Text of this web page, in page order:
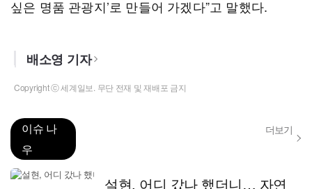
싶은 명품 관광지’로 만들어 가겠다”고 말했다.
배소영 기자
Copyright ⓒ 세계일보. 무단 전재 및 재배포 금지
이슈 나
우
더보기
설현, 어디 갔나 했더니… 자연